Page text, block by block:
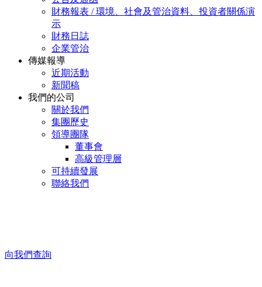
財務報表 / 環境、社會及管治資料、投資者關係演
示
財務日誌
企業管治
傳媒報導
近期活動
新聞稿
我們的公司
關於我們
集團歷史
領導團隊
董事會
高級管理層
可持續發展
聯絡我們
向我們查詢